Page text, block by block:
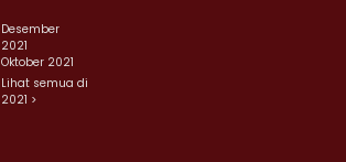
Desember
2021
Oktober 2021
Lihat semua di
2021 >